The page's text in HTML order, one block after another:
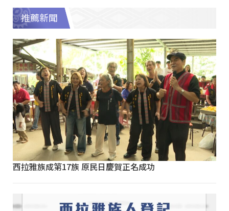
推薦新聞
西拉雅族成第17族 原民日慶賀正名成功